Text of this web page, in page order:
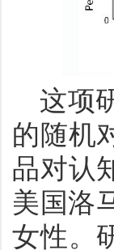
这项
的随机
品对认
美国洛
女性。